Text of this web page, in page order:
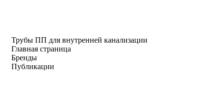
Трубы ПП для внутренней канализации
Главная страница
Бренды
Публикации